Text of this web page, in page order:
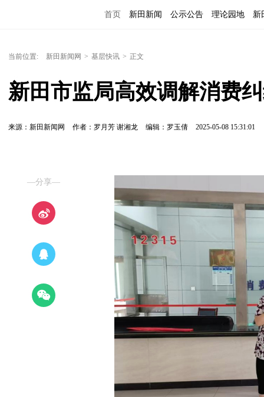
首页 新田新闻 公示公告 理论园地 新
当前位置: 新田新闻网 > 基层快讯 > 正文
新田市监局高效调解消费
来源：新田新闻网 作者：罗月芳 谢湘龙 编辑：罗玉倩 2025-05-08 15:31:01
—分享—